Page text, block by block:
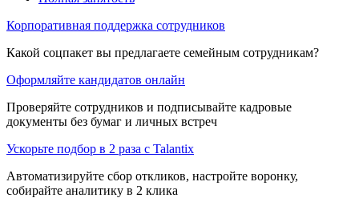
Корпоративная поддержка сотрудников
Какой соцпакет вы предлагаете семейным сотрудникам?
Оформляйте кандидатов онлайн
Проверяйте сотрудников и подписывайте кадровые
документы без бумаг и личных встреч
Ускорьте подбор в 2 раза с Talantix
Автоматизируйте сбор откликов, настройте воронку,
собирайте аналитику в 2 клика